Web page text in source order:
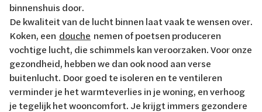
binnenshuis door.
De kwaliteit van de lucht binnen laat vaak te wensen over.
Koken, een douche nemen of poetsen produceren
vochtige lucht, die schimmels kan veroorzaken. Voor onze
gezondheid, hebben we dan ook nood aan verse
buitenlucht. Door goed te isoleren en te ventileren
verminder je het warmteverlies in je woning, en verhoog
je tegelijk het wooncomfort. Je krijgt immers gezondere